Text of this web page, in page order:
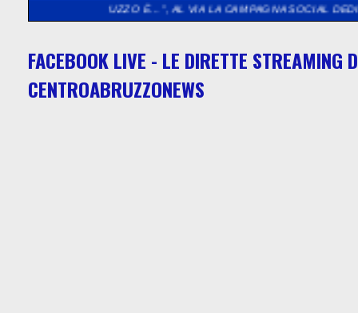
È…”, AL VIA LA CAMPAGNA SOCIAL DEDICATA AGLI
FACEBOOK LIVE - LE DIRETTE STREAMING
CENTROABRUZZONEWS